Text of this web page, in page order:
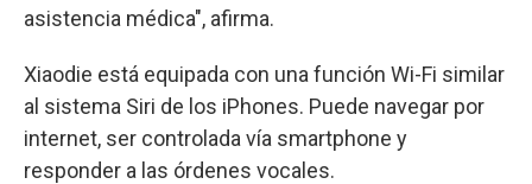
asistencia médica", afirma.
Xiaodie está equipada con una función Wi-Fi similar
al sistema Siri de los iPhones. Puede navegar por
internet, ser controlada vía smartphone y
responder a las órdenes vocales.